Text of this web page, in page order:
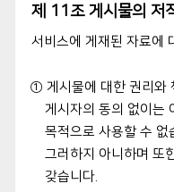
제 11조 게시물의 저
서비스에 게재된 자료에
① 게시물에 대한 권리와
게시자의 동의 없이는
목적으로 사용할 수 없
그러하지 아니하며 또
갖습니다.